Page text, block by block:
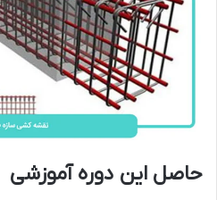
حاصل این دوره آموزشی